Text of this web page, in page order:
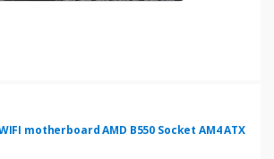
motherboard AMD B550 Socket AM4 ATX